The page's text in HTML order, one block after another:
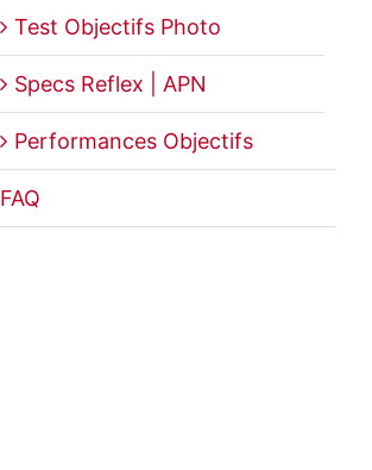
Test Objectifs Photo
Specs Reflex | APN
Performances Objectifs
FAQ